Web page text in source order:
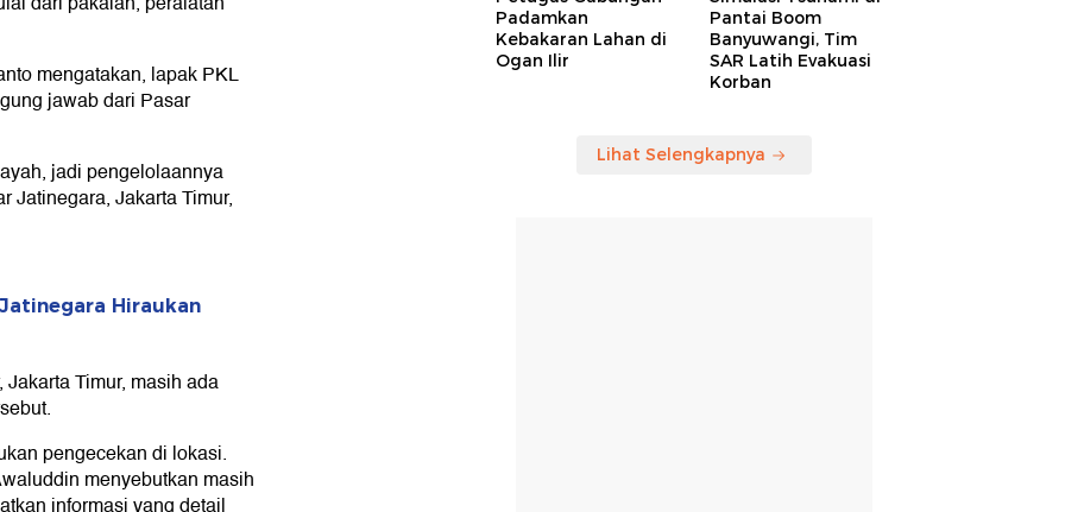
mengatakan, lapak PKL
jawab dari Pasar
jadi pengelolaannya
Jatinegara, Jakarta Timur,
Hiraukan
Timur, masih ada
pengecekan di lokasi.
menyebutkan masih
Padamkan
Kebakaran Lahan di
Ogan Ilir
Pantai Boom
Banyuwangi, Tim
SAR Latih Evakuasi
Korban
Lihat Selengkapnya